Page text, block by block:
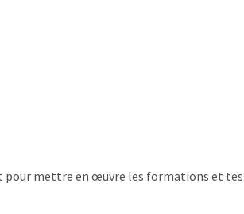
pour mettre en œuvre les formations et